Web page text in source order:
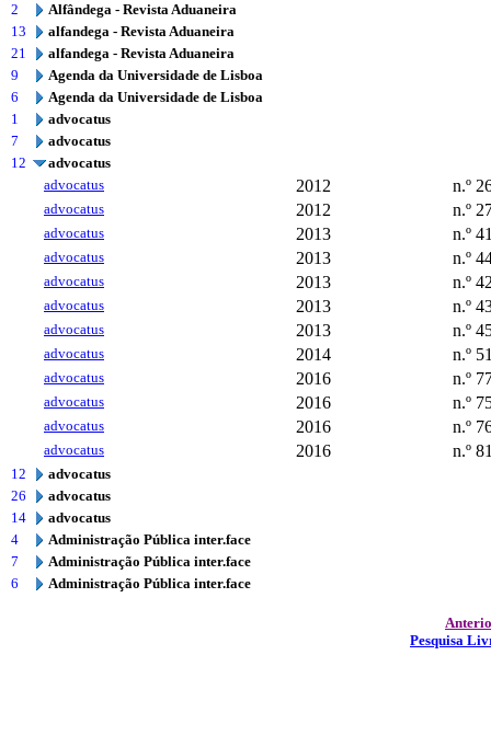
2
Alfândega - Revista Aduaneira
13
alfandega - Revista Aduaneira
21
alfandega - Revista Aduaneira
9
Agenda da Universidade de Lisboa
6
Agenda da Universidade de Lisboa
1
advocatus
7
advocatus
12
advocatus
advocatus
2012 n.º
advocatus 2012 n.º
advocatus 2013 n.º
advocatus 2013 n.º
advocatus 2013 n.º
advocatus 2013 n.º
advocatus 2013 n.º
advocatus 2014 n.º
advocatus 2016 n.º
advocatus 2016 n.º
advocatus 2016 n.º
advocatus 2016 n.º
12
advocatus
26
advocatus
14
advocatus
4
Administração Pública inter.face
7
Administração Pública inter.face
6
Administração Pública inter.face
Pesquisa